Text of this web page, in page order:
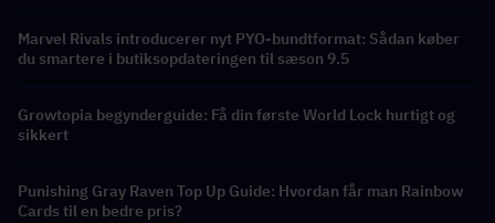
Marvel Rivals introducerer nyt PYO-bundtformat: Sådan køber
du smartere i butiksopdateringen til sæson 9.5
Growtopia begynderguide: Få din første World Lock hurtigt og
sikkert
Punishing Gray Raven Top Up Guide: Hvordan får man Rainbow
Cards til en bedre pris?